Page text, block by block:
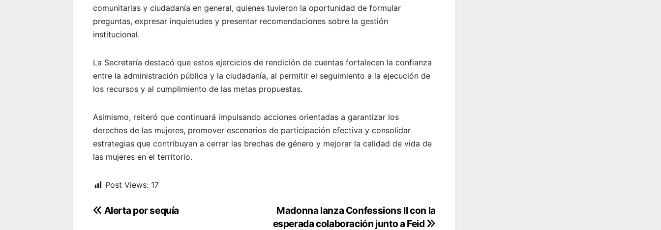
comunitarias y ciudadanía en general, quienes tuvieron la oportunidad de formular
preguntas, expresar inquietudes y presentar recomendaciones sobre la gestión
institucional.
La Secretaría destacó que estos ejercicios de rendición de cuentas fortalecen la confianza
entre la administración pública y la ciudadanía, al permitir el seguimiento a la ejecución de
los recursos y al cumplimiento de las metas propuestas.
Asimismo, reiteró que continuará impulsando acciones orientadas a garantizar los
derechos de las mujeres, promover escenarios de participación efectiva y consolidar
estrategias que contribuyan a cerrar las brechas de género y mejorar la calidad de vida de
las mujeres en el territorio.
Post Views: 17
Navegación
Madonna lanza Confessions II con la
esperada colaboración junto a Feid
Alerta por sequía